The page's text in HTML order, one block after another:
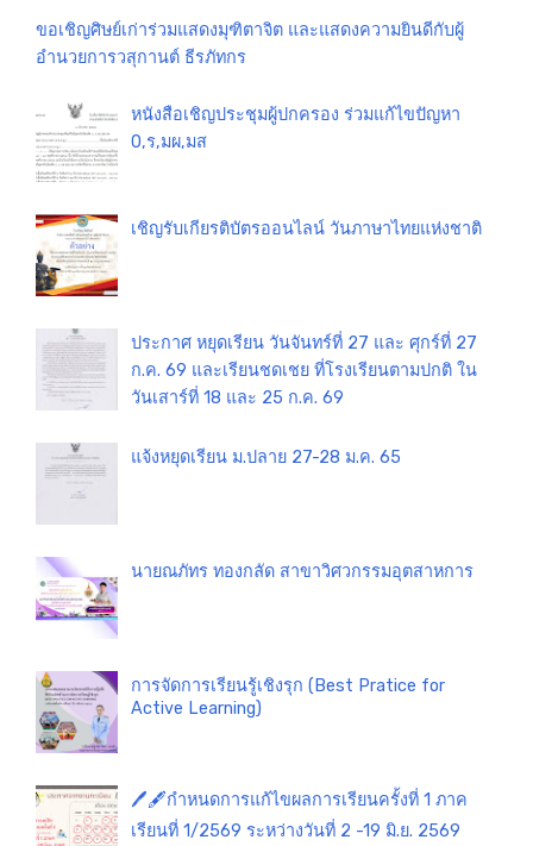
ขอเชิญศิษย์เก่าร่วมแสดงมุฑิตาจิต และแสดงความยินดีกับผู้
อำนวยการวสุกานต์ ธีรภัทกร
หนังสือเชิญประชุมผู้ปกครอง ร่วมแก้ไขปัญหา
0,ร,มผ,มส
เชิญรับเกียรติบัตรออนไลน์ วันภาษาไทยแห่งชาติ
ประกาศ หยุดเรียน วันจันทร์ที่ 27 และ ศุกร์ที่ 27
ก.ค. 69 และเรียนชดเชย ที่โรงเรียนตามปกติ ใน
วันเสาร์ที่ 18 และ 25 ก.ค. 69
แจ้งหยุดเรียน ม.ปลาย 27-28 ม.ค. 65
นายณภัทร ทองกลัด สาขาวิศวกรรมอุตสาหการ
การจัดการเรียนรู้เชิงรุก (Best Pratice for
Active Learning)
🖊️🖋️กำหนดการแก้ไขผลการเรียนครั้งที่ 1 ภาค
เรียนที่ 1/2569 ระหว่างวันที่ 2 -19 มิ.ย. 2569